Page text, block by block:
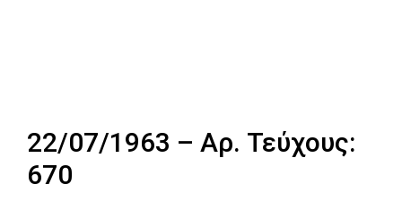
22/07/1963 – Αρ. Τεύχους:
670